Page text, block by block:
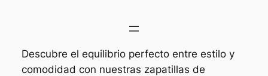
Descubre el equilibrio perfecto entre estilo y
comodidad con nuestras zapatillas de